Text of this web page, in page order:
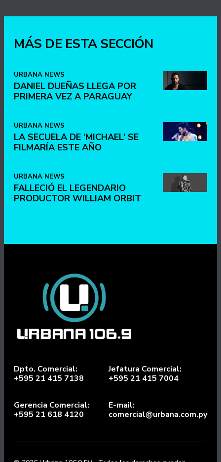
MÁS DE ESTA SECCIÓN
URBANA NEWS
DANIEL DUEÑAS LLEGA POR
PRIMERA VEZ A PARAGUAY
URBANA NEWS
LA SECUELA DE ‘MICHAEL’ SE
FILMARÍA ESTE AÑO
URBANA NEWS
FALLECIÓ EL LEGENDARIO
PRODUCTOR WILLIAM ORBIT
Dpto. Comercial:
+595 21 415 7138
Jefatura Comercial:
+595 21 415 7004
Gerencia Comercial:
+595 21 618 4120
E-mail:
comercial@urbana.com.py